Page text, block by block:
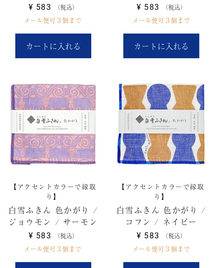
¥ 583 税込
メール便可３個まで
カートに入れる
¥ 583 税込
メール便可３個まで
カートに入れる
【アクセントカラーで縁取
り】
白雪ふきん 色かがり /
ジョウモン / サーモン
¥ 583 税込
メール便可３個まで
【アクセントカラーで縁取
り】
白雪ふきん 色かがり /
コフン / ネイビー
¥ 583 税込
メール便可３個まで